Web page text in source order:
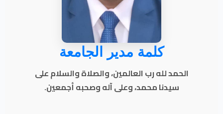
كلمة مدير الجامعة
الحمد لله رب العالمين، والصلاة والسلام على
سيدنا محمد، وعلى آله وصحبه أجمعين.